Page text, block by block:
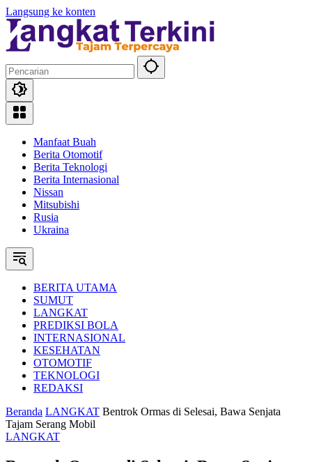
Langsung ke konten
Manfaat Buah
Berita Otomotif
Berita Teknologi
Berita Internasional
Nissan
Mitsubishi
Rusia
Ukraina
BERITA UTAMA
SUMUT
LANGKAT
PREDIKSI BOLA
INTERNASIONAL
KESEHATAN
OTOMOTIF
TEKNOLOGI
REDAKSI
Beranda LANGKAT Bentrok Ormas di Selesai, Bawa Senjata
Tajam Serang Mobil
LANGKAT